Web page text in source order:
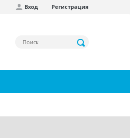
Вход Регистрация